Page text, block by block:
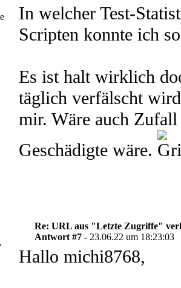
In welcher Test-
Scripten konnte ich
Es ist halt wirklich
täglich verfälscht
mir. Wäre auch
Geschädigte wäre.
Re: URL aus "Letzte Zugriffe"
Antwort #7 - 23.06.22 um 18:23:03
Hallo michi8768,